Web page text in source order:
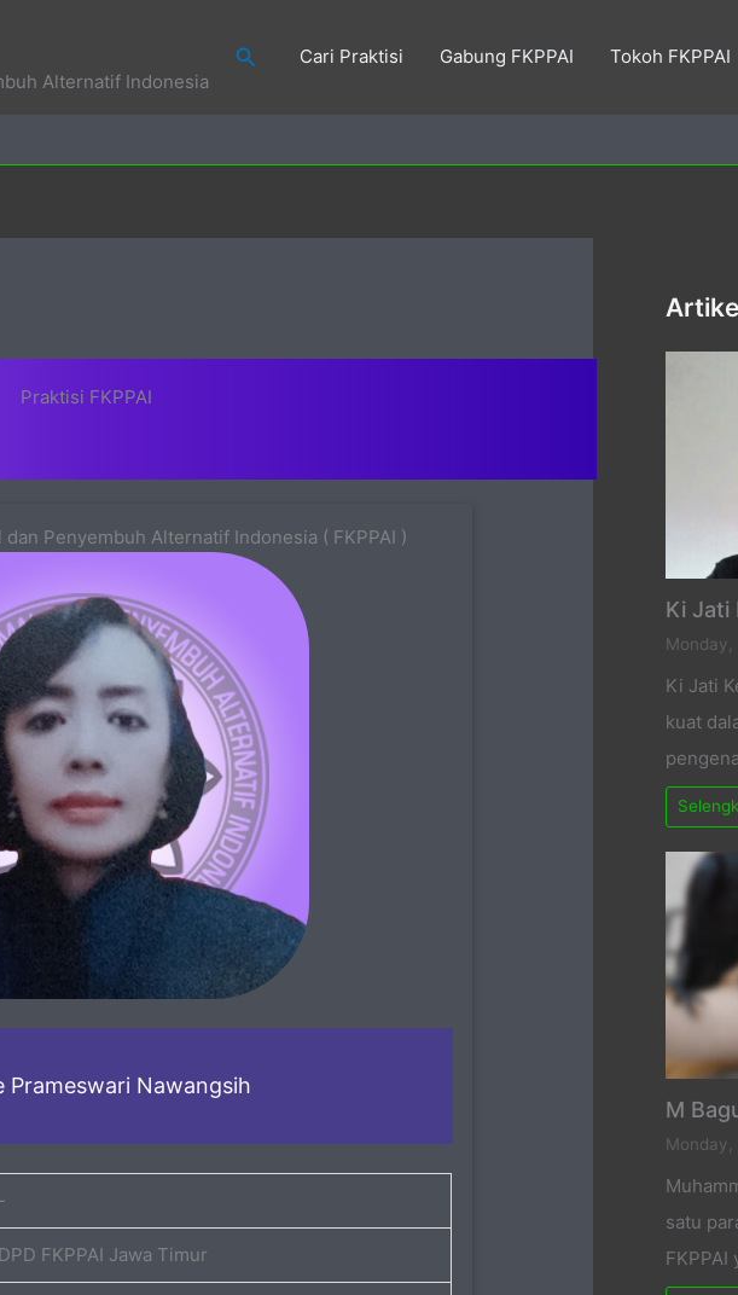
Alternatif Indonesia
SearchCari Praktisi Gabung FKPPAI Tokoh FKPPAI
Praktisi FKPPAI
Penyembuh Alternatif Indonesia ( FKPPAI )
Prameswari Nawangsih
-
DPD FKPPAI Jawa Timur
Ki Jati
Monday,
Ki Jati
kuat
M
Monday,
satu